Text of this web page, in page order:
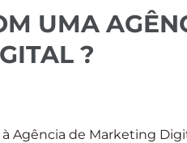
UMA
?
Agência de Marketing